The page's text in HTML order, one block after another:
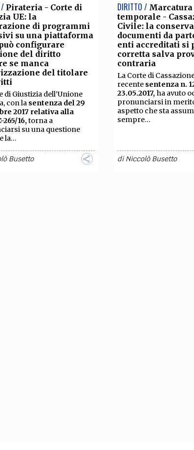
/ Pirateria - Corte di
UE: la
di programmi
su una piattaforma
configurare
del diritto
se manca
del titolare
di Giustizia dell’Unione
con la sentenza del 29
2017 relativa alla
265/16,torna a
su una questione
la...
Busetto
DIRITTO / Marcatura
temporale -
Civile: la
documenti da
enti accreditati si
corretta salva
contraria
La Corte di
recente sentenza n.
23.05.2017, ha avuto
pronunciarsi in
aspetto che sta
sempre...
diNiccolò Busetto